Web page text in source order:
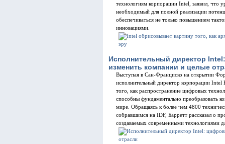
технологиям корпорации Intel, заявил, что
необходимый для полной реализации
обеспечиваться не только повышением
инновациями.
Исполнительный директор
изменить компании и целые
Выступая в Сан-Франциско на открытии
исполнительный директор корпорации Intel
того, как распространение цифровых
способны фундаментально преобразовать
мире. Обращаясь к более чем 4800
собравшимся на IDF, Барретт рассказал о
создаваемых современными технологиями